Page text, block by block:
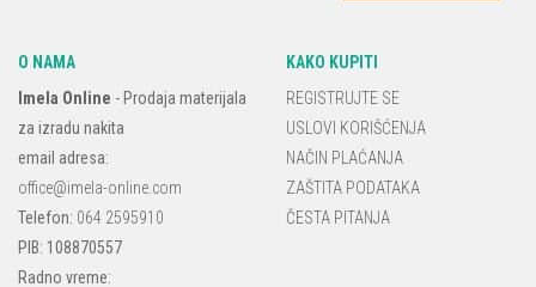
O NAMA
Imela Online - Prodaja materijala
za izradu nakita
email adresa:
office@imela-online.com
Telefon: 064 2595910
PIB: 108870557
Radno vreme:
KAKO KUPITI
REGISTRUJTE SE
USLOVI KORIŠĆENJA
NAČIN PLAĆANJA
ZAŠTITA PODATAKA
ČESTA PITANJA